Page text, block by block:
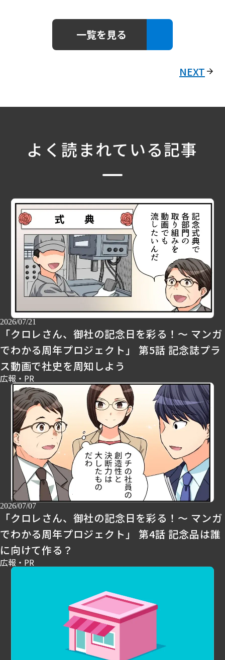
一覧を見る
NEXT
よく読まれている記事
2026/07/21
「クロレさん、御社の記念日を彩る！～ マンガ
でわかる周年プロジェクト」 第5話 記念誌プラ
ス動画で社史を周知しよう
広報・PR
2026/07/07
「クロレさん、御社の記念日を彩る！～ マンガ
でわかる周年プロジェクト」 第4話 記念品は誰
に向けて作る？
広報・PR